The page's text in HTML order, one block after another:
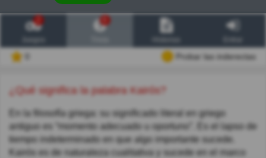
2
Probar las inderectas
¿Qué significa la palabra Kairós?
En la filosofía griega: su significado literal en griego
antiguo es “momento adecuado u oportuno”. Es el lapso de
tiempo indeterminado en que algo importante sucede.
Kairós es de naturaleza cualitativa y sucede en el marco